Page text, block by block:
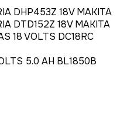
DHP453Z 18V MAKITA
DTD152Z 18V MAKITA
18 VOLTS DC18RC
5.0 AH BL1850B